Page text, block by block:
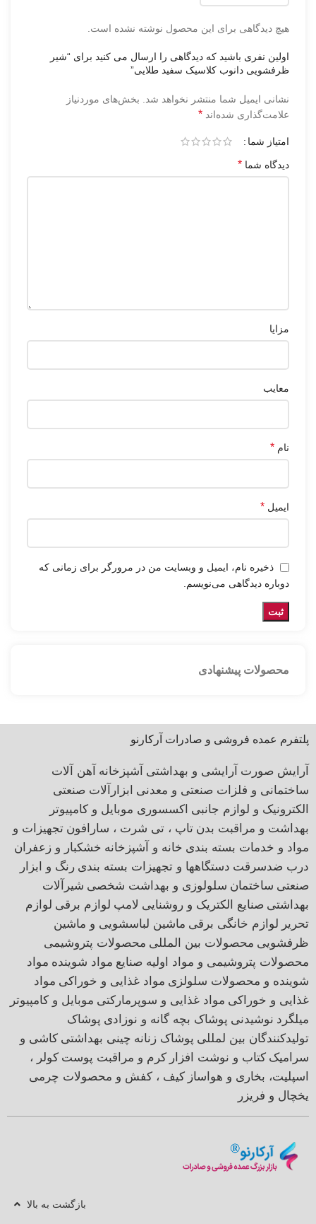
هیچ دیدگاهی برای این محصول نوشته نشده است.
اولین نفری باشید که دیدگاهی را ارسال می کنید برای “شیر
ظرفشویی دانوب کلاسیک سفید طلایی”
نشانی ایمیل شما منتشر نخواهد شد.
بخش‌های موردنیاز
علامت‌گذاری شده‌اند *
امتیاز شما
دیدگاه شما *
مزایا
معایب
نام *
ایمیل *
ذخیره نام، ایمیل و وبسایت من در مرورگر برای زمانی که
دوباره دیدگاهی می‌نویسم.
محصولات پیشنهادی
پلتفرم عمده فروشی و صادرات آرکارنو
آرایش صورت آرایشی و بهداشتی آشپزخانه آهن آلات
ساختمانی و فلزات صنعتی و معدنی ابزارآلات صنعتی
الکترونیک و لوازم جانبی اکسسوری موبایل و کامپیوتر
بهداشت و مراقبت بدن تاپ ، تی شرت ، سارافون تجهیزات و
مواد و خدمات بسته بندی خانه و آشپزخانه خشکبار و زعفران
درب ضدسرقت دستگاهها و تجهیزات بسته بندی رنگ و ابزار
صنعتی ساختمان سلولوزی و بهداشت شخصی شیرآلات
بهداشتی صنایع الکتریک و روشنایی لامپ لوازم برقی لوازم
تحریر لوازم خانگی برقی ماشین لباسشویی و ماشین
ظرفشویی محصولات بین المللی محصولات پتروشیمی
محصولات پتروشیمی و مواد اولیه صنایع مواد شوینده مواد
شوینده و محصولات سلولزی مواد غذایی و خوراکی مواد
غذایی و خوراکی مواد غذایی و سوپرمارکتی موبایل و کامپیوتر
میلگرد نوشیدنی پوشاک بچه گانه و نوزادی پوشاک
تولیدکنندگان بین لمللی پوشاک زنانه چینی بهداشتی کاشی و
سرامیک کتاب و نوشت افزار کرم و مراقبت پوست کولر ،
اسپلیت، بخاری و هواساز کیف ، کفش و محصولات چرمی
یخچال و فریزر
بازگشت به بالا